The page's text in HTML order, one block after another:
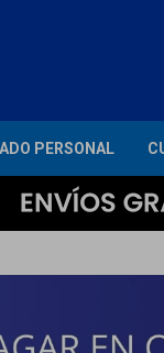
PERSONAL